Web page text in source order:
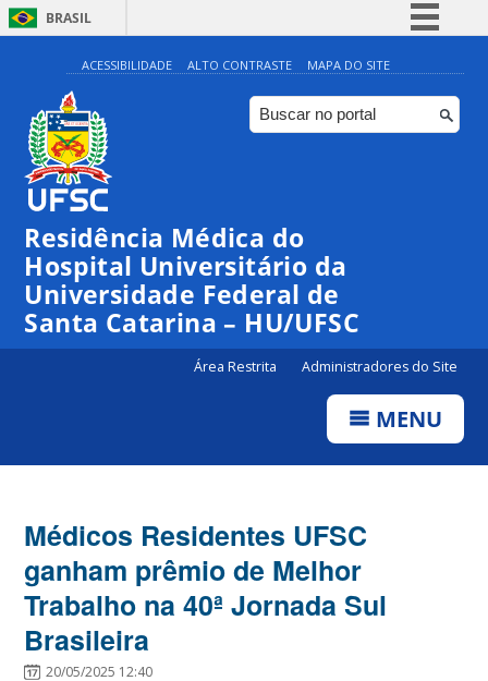
BRASIL
Simplifique!
Comunica BR
Participe
ACESSIBILIDADE ALTO CONTRASTE MAPA DO SITE
Residência Médica do
Hospital Universitário da
Universidade Federal de
Santa Catarina – HU/UFSC
Área Restrita Administradores do Site
MENU
Médicos Residentes UFSC
ganham prêmio de Melhor
Trabalho na 40ª Jornada Sul
Brasileira
20/05/2025 12:40